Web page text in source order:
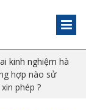
kinh nghiệm hà
hợp nào sử
phép ?